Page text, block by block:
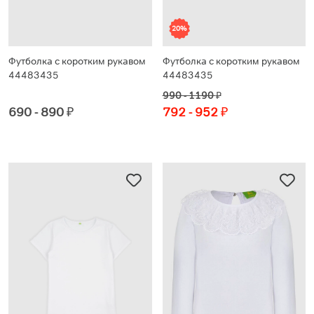
Футболка с коротким рукавом
44483435
690 - 890₽
20%
Футболка с коротким рукавом
44483435
990 - 1190₽
792 - 952₽